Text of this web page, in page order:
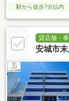
駅から徒歩7分以内
貸店舗・
安城市